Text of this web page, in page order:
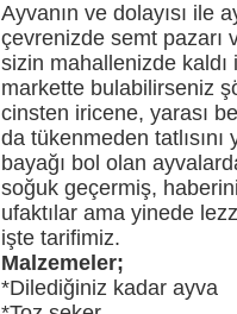
Ayvanın ve dolayısı ile
çevrenizde semt pazarı
sizin mahallenizde kaldı
markette bulabilirseniz
cinsten iricene, yarası
da tükenmeden
bayağı bol olan
soğuk geçermiş,
ufaktılar ama yinede
işte tarifimiz.
Malzemeler;
*Dilediğiniz kadar ayva